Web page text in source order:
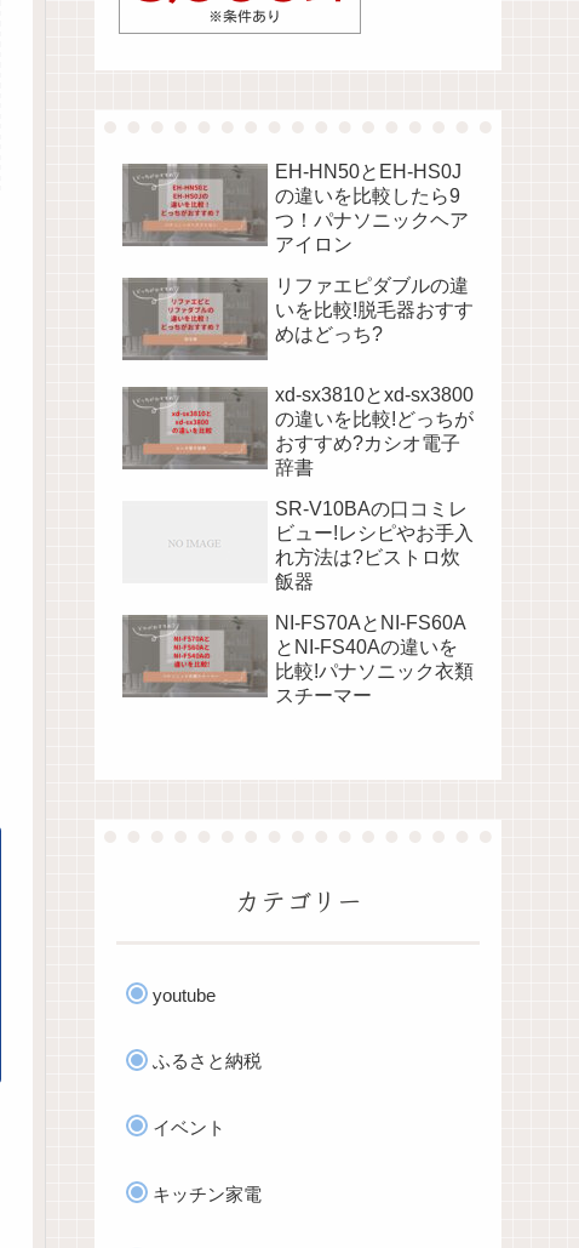
EH-HN50とEH-HS0J
の違いを比較したら9
つ！パナソニックヘア
アイロン
リファエピダブルの違
いを比較!脱毛器おすす
めはどっち?
xd-sx3810とxd-sx3800
の違いを比較!どっちが
おすすめ?カシオ電子
辞書
SR-V10BAの口コミレ
ビュー!レシピやお手入
れ方法は?ビストロ炊
飯器
NI-FS70AとNI-FS60A
とNI-FS40Aの違いを
比較!パナソニック衣類
スチーマー
カテゴリー
youtube
ふるさと納税
イベント
キッチン家電